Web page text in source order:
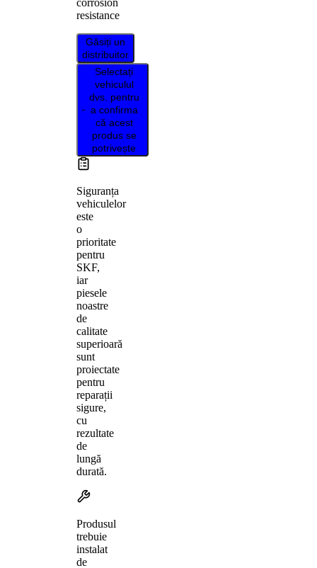
resistance
Găsiți un
distribuitor
Selectați
vehiculul
dvs. pentru
a confirma
că acest
produs se
potrivește
Siguranța
vehiculelor
este
o
prioritate
pentru
SKF,
iar
piesele
noastre
de
calitate
superioară
sunt
proiectate
pentru
reparații
sigure,
cu
rezultate
de
lungă
durată.
Produsul
trebuie
instalat
de